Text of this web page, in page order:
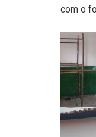
com o